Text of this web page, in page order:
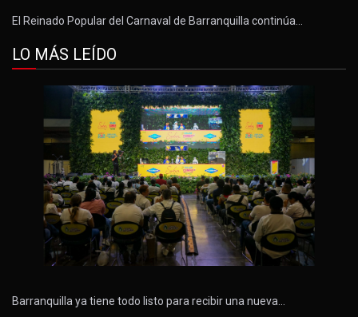
El Reinado Popular del Carnaval de Barranquilla continúa…
LO MÁS LEÍDO
Barranquilla ya tiene todo listo para recibir una nueva…